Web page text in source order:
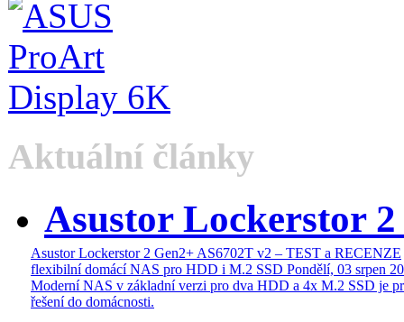
Aktuální články
Asustor Lockerstor
Asustor Lockerstor 2 Gen2+ AS6702T v2 – TEST a RECENZE
flexibilní domácí NAS pro HDD i M.2 SSD Pondělí, 03 srpen
Moderní NAS v základní verzi pro dva HDD a 4x M.2 SSD je
řešení do domácnosti.